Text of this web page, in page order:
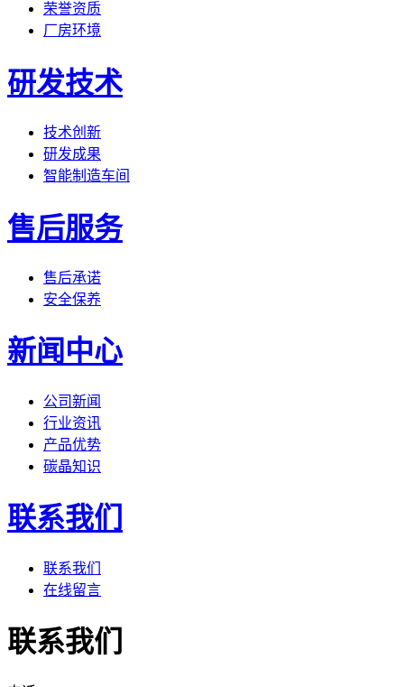
荣誉资质
厂房环境
研发技术
技术创新
研发成果
智能制造车间
售后服务
售后承诺
安全保养
新闻中心
公司新闻
行业资讯
产品优势
碳晶知识
联系我们
联系我们
在线留言
联系我们